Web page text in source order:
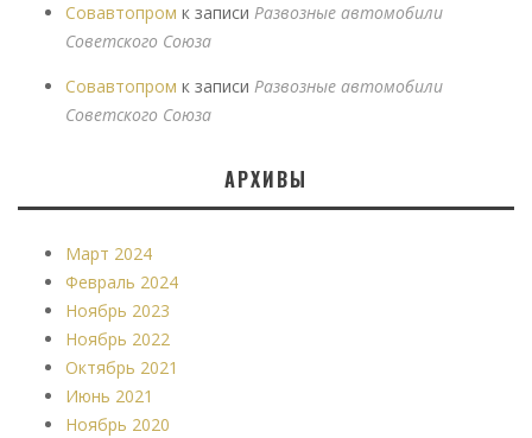
Совавтопром к записи Развозные автомобили
Советского Союза
Совавтопром к записи Развозные автомобили
Советского Союза
АРХИВЫ
Март 2024
Февраль 2024
Ноябрь 2023
Ноябрь 2022
Октябрь 2021
Июнь 2021
Ноябрь 2020